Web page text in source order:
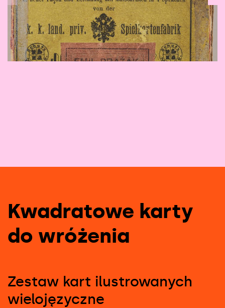
Kwadratowe karty
do wróżenia
Zestaw kart ilustrowanych
wielojęzyczne